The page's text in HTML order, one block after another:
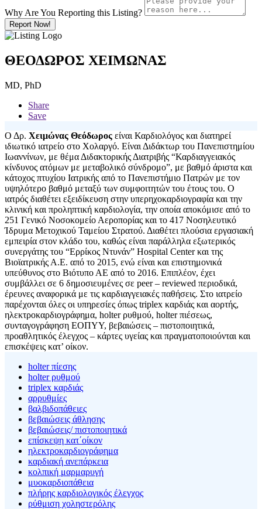
Why Are You Reporting this Listing?
Report Now!
ΘΕΟΔΩΡΟΣ ΧΕΙΜΩΝΑΣ
MD, PhD
Share
Save
Ο Δρ. Χειμώνας Θεόδωρος είναι Καρδιολόγος και διατηρεί
ιδιωτικό ιατρείο στο Χολαργό. Είναι Διδάκτωρ του Πανεπιστημίου
Ιωαννίνων, με θέμα Διδακτορικής Διατριβής “Καρδιαγγειακός
κίνδυνος ατόμων με μεταβολικό σύνδρομο”, με βαθμό άριστα και
κάτοχος πτυχίου Ιατρικής από το Πανεπιστήμιο Πατρών με τον
υψηλότερο βαθμό μεταξύ των συμφοιτητών του έτους του. Ο
ιατρός διαθέτει εξειδίκευση στην υπερηχοκαρδιογραφία και την
κλινική και προληπτική καρδιολογία, την οποία αποκόμισε από το
251 Γενικό Νοσοκομείο Αεροπορίας και το 417 Νοσηλευτικό
Ίδρυμα Μετοχικού Ταμείου Στρατού. Διαθέτει πλούσια εργασιακή
εμπειρία στον κλάδο του, καθώς είναι παράλληλα εξωτερικός
συνεργάτης του “Ερρίκος Ντυνάν” Hospital Center και της
Βιοϊατρικής Α.Ε. από το 2015, ενώ είναι και επιστημονικά
υπεύθυνος στο Βιότυπο ΑΕ από το 2016. Επιπλέον, έχει
συμβάλλει σε 6 δημοσιευμένες σε peer – reviewed περιοδικά,
έρευνες αναφορικά με τις καρδιαγγειακές παθήσεις. Στο ιατρείο
παρέχονται όλες οι υπηρεσίες όπως triplex καρδιάς και αορτής,
ηλεκτροκαρδιογράφημα, holter ρυθμού, holter πιέσεως,
συνταγογράφηση ΕΟΠΥΥ, βεβαιώσεις – πιστοποιητικά,
προαθλητικός έλεγχος – κάρτες υγείας και πραγματοποιούνται και
επισκέψεις κατ’ οίκον.
holter πίεσης
holter ρυθμού
triplex καρδιάς
αρρυθμίες
βαλβιδοπάθειες
βεβαιώσεις άθλησης
βεβαιώσεις/ πιστοποιητικά
επίσκεψη κατ΄οίκον
ηλεκτροκαρδιογράφημα
καρδιακή ανεπάρκεια
κολπική μαρμαρυγή
μυοκαρδιοπάθεια
πλήρης καρδιολογικός έλεγχος
ρύθμιση χοληστερόλης